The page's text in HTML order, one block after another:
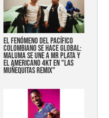
EL FENÓMENO DEL PACÍFICO
COLOMBIANO SE HACE GLOBAL:
MALUMA SE UNE A MR PLATA Y
EL AMERICANO 4KT EN "LAS
MUÑEQUITAS REMIX"